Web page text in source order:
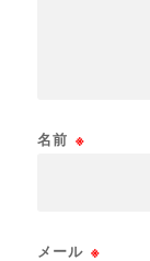
名前 ※
メール ※